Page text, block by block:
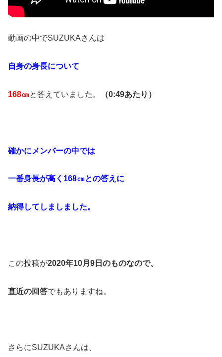
動画の中でSUZUKAさんは
自身の身長について
168㎝と答えていました。 （0:49あたり）
確かにメンバーの中では
一番身長が高く 168㎝との答えに
納得してしましました。
この投稿が2020年10月9日のものなので、
直近の回答でもありますね。
さらにSUZUKAさんは、